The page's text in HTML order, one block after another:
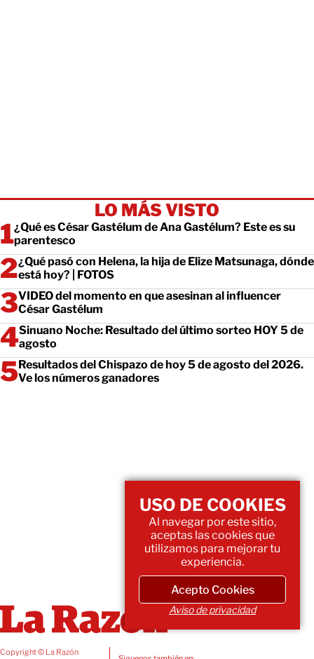
LO MÁS VISTO
¿Qué es César Gastélum de Ana Gastélum? Este es su
parentesco
¿Qué pasó con Helena, la hija de Elize Matsunaga, dónde
está hoy? | FOTOS
VIDEO del momento en que asesinan al influencer
César Gastélum
Sinuano Noche: Resultado del último sorteo HOY 5 de
agosto
Resultados del Chispazo de hoy 5 de agosto del 2026.
Ve los números ganadores
Copyright © La Razón
USO DE COOKIES
Al navegar por este sitio,
aceptas las cookies que
utilizamos para mejorar tu
experiencia.
Acepto Cookies
Aviso de privacidad